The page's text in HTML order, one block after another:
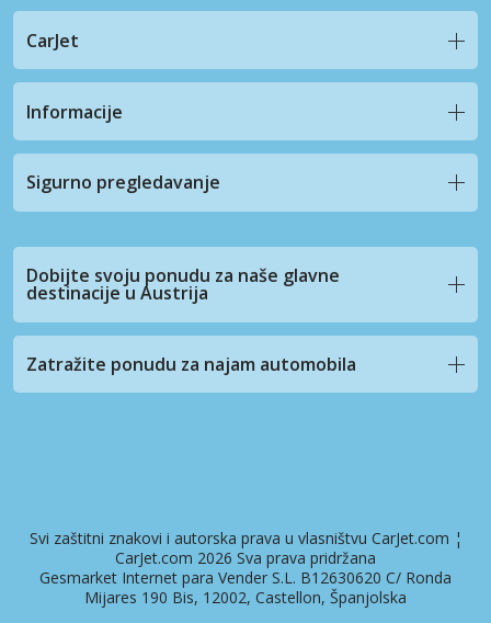
CarJet
Informacije
Sigurno pregledavanje
Dobijte svoju ponudu za naše glavne
destinacije u Austrija
Zatražite ponudu za najam automobila
Svi zaštitni znakovi i autorska prava u vlasništvu CarJet.com ¦
CarJet.com 2026 Sva prava pridržana
Gesmarket Internet para Vender S.L. B12630620 C/ Ronda
Mijares 190 Bis, 12002, Castellon, Španjolska